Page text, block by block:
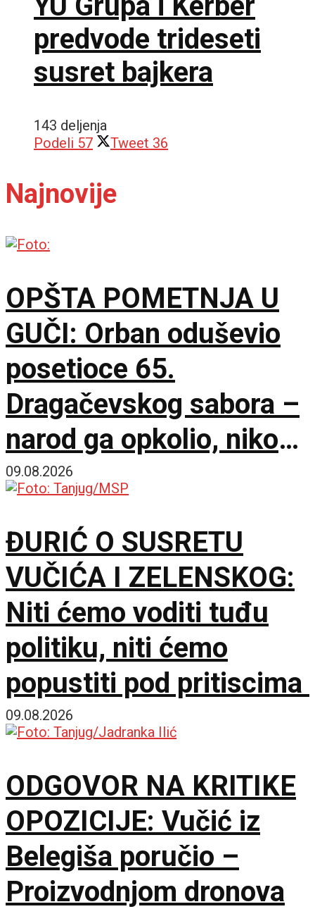
predvode trideseti
susret bajkera
143 deljenja
Podeli 57 Tweet 36
Najnovije
OPŠTA POMETNJA U
GUČI: Orban oduševio
posetioce 65.
Dragačevskog sabora –
narod ga opkolio, niko
ne veruje koliko je
09.08.2026
ĐURIĆ O SUSRETU
VUČIĆA I ZELENSKOG:
Niti ćemo voditi tuđu
politiku, niti ćemo
popustiti pod pritiscima
09.08.2026
ODGOVOR NA KRITIKE
OPOZICIJE: Vučić iz
Belegiša poručio –
Proizvodnjom dronova